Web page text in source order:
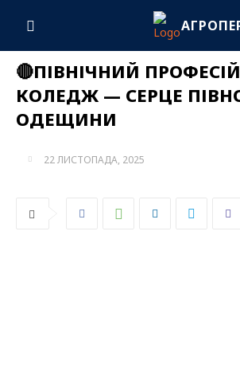
🔴ПІВНІЧНИЙ
КОЛЕДЖ — СЕРЦЕ
ОДЕЩИНИ
22 ЛИСТОПАДА, 2025